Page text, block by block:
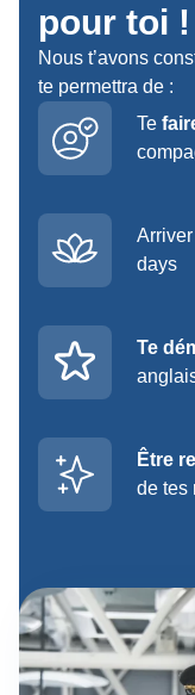
pour toi !
Nous t’avons
te permettra de :
Te
Arriver
days
Te
Être
de tes